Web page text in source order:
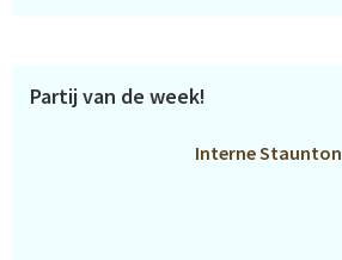
Partij van de week!
Interne Staunton